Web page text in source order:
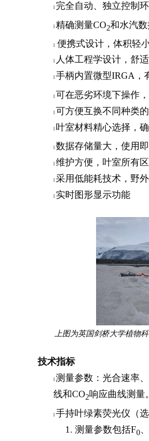
l 完全自动、独立控制
l 精确测量CO2和水汽
l 便携式设计，体积轻
l 人体工程学设计，舒
l 手柄内置微型IRGA，
l 可在恶劣环境下操作
l 可方便互换不同种类
l 叶室材料精心选择，
l 数据存储量大，使用
l 维护方便，叶室所有
l 采用低能耗技术，野
l 实时图形显示功能
上图为英国剑桥大学植物
技术指标
l 测量参数：光合速率
线和CO2响应曲线测量。
l 手持叶绿素荧光仪（选
1. 测量参数包括F0